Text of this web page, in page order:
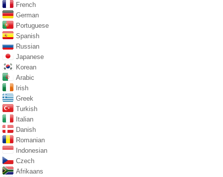
French
German
Portuguese
Spanish
Russian
Japanese
Korean
Arabic
Irish
Greek
Turkish
Italian
Danish
Romanian
Indonesian
Czech
Afrikaans